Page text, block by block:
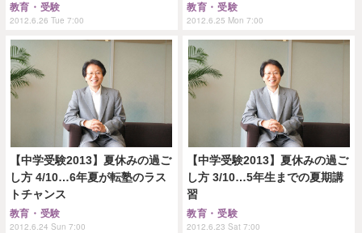
教育・受験
2012.6.26 Tue 7:00
教育・受験
2012.6.25 Mon 7:00
【中学受験2013】夏休みの過ご
し方 4/10…6年夏が転塾のラス
トチャンス
教育・受験
2012.6.24 Sun 7:00
【中学受験2013】夏休みの過ご
し方 3/10…5年生までの夏期講
習
教育・受験
2012.6.23 Sat 7:00